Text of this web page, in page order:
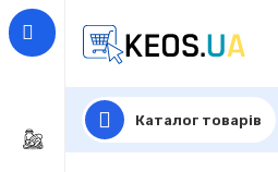
Каталог товарів